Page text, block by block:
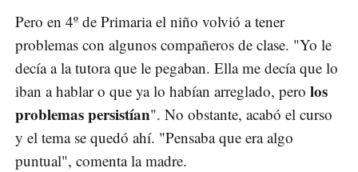
Pero en 4º de Primaria el niño volvió a tener
problemas con algunos compañeros de clase. "Yo le
decía a la tutora que le pegaban. Ella me decía que lo
iban a hablar o que ya lo habían arreglado, pero los
problemas persistían". No obstante, acabó el curso
y el tema se quedó ahí. "Pensaba que era algo
puntual", comenta la madre.